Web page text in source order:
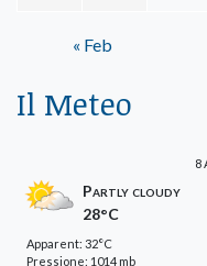
« Feb
Il Meteo
8
Partly cloudy
28°C
Apparent: 32°C
Pressione: 1014 mb